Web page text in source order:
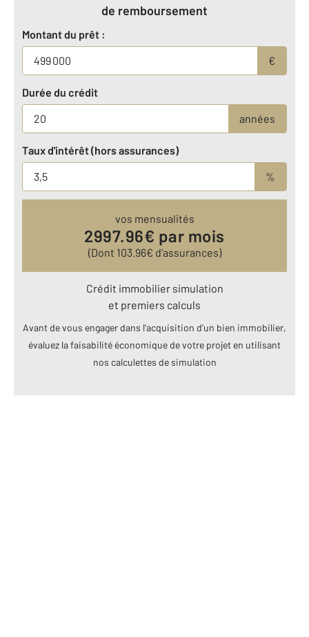
de remboursement
Montant du prêt :
€
Durée du crédit
années
Taux d'intérêt (hors assurances)
%
vos mensualités
2997.96€ par mois
(Dont 103.96€ d’assurances)
Crédit immobilier simulation
et premiers calculs
Avant de vous engager dans l’acquisition d’un bien immobilier,
évaluez la faisabilité économique de votre projet en utilisant
nos calculettes de simulation